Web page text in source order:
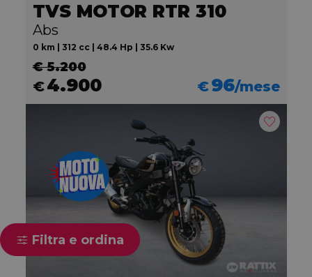
TVS MOTOR RTR 310
Abs
0 km | 312 cc | 48.4 Hp | 35.6 Kw
€ 5.200
€4.900 €96/mese
Filtra e ordina